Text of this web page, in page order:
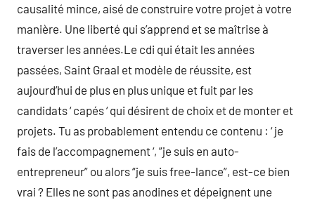
causalité mince, aisé de construire votre projet à votre
manière. Une liberté qui s’apprend et se maîtrise à
traverser les années.Le cdi qui était les années
passées, Saint Graal et modèle de réussite, est
aujourd’hui de plus en plus unique et fuit par les
candidats ‘ capés ‘ qui désirent de choix et de monter et
projets. Tu as probablement entendu ce contenu : ‘ je
fais de l’accompagnement ‘, ”je suis en auto-
entrepreneur” ou alors “je suis free-lance”, est-ce bien
vrai ? Elles ne sont pas anodines et dépeignent une